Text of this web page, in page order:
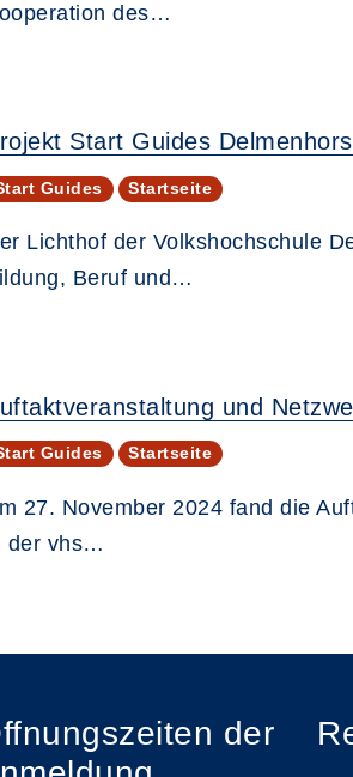
des…
Start Guides
Guides Startseite
Lichthof der Volkshochschule
Beruf und…
und
Guides Startseite
27. November 2024 fand die
der vhs…
der